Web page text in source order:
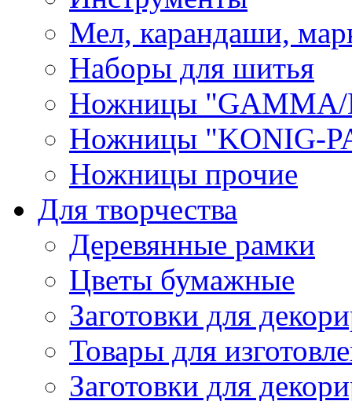
Мел, карандаши,
Наборы для шитья
Ножницы "GAMMA/
Ножницы "KONIG-
Ножницы прочие
Для творчества
Деревянные рамки
Цветы бумажные
Заготовки для
Товары для
Заготовки для